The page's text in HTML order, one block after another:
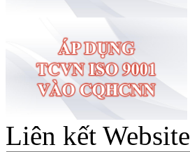
Liên kết Website